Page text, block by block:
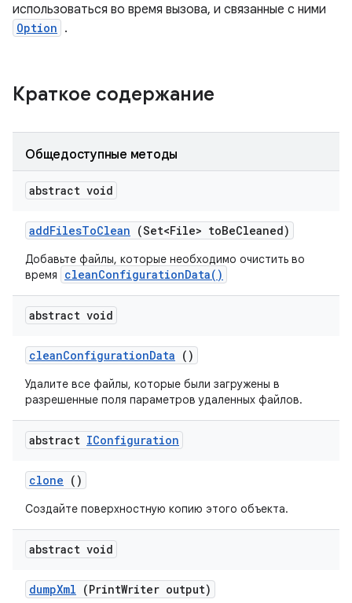
использоваться во время вызова, и связанные с ними
Option .
Краткое содержание
Общедоступные методы
abstract void
addFilesToClean (Set<File> toBeCleaned)
Добавьте файлы, которые необходимо очистить во
время
cleanConfigurationData()
abstract void
cleanConfigurationData ()
Удалите все файлы, которые были загружены в
разрешенные поля параметров удаленных файлов.
abstract IConfiguration
clone ()
Создайте поверхностную копию этого объекта.
abstract void
dumpXml (PrintWriter output)